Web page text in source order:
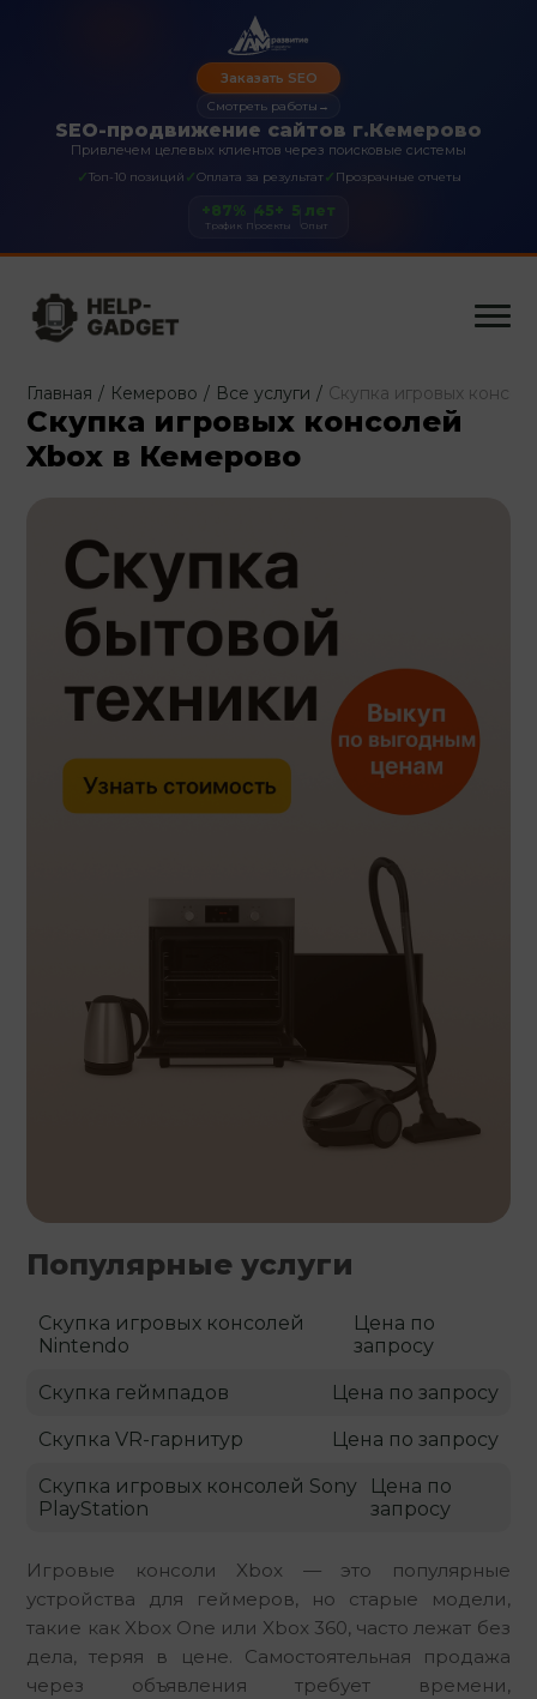
SEO-продвижение сайтов г.Кемерово
Привлечем целевых клиентов через поисковые системы
✓Топ-10 позиций ✓Оплата за результат✓ Прозрачные отчеты
Заказать SEO
Смотреть работы →
+87%
Трафик
45+
Проекты
5 лет
Опыт
Главная / Кемерово / Все услуги / Скупка игровых
Скупка игровых консолей
Xbox в Кемерово
Игровые консоли Xbox — это популярные
устройства для геймеров, но старые модели,
такие как Xbox One или Xbox 360, часто лежат без
дела, теряя в цене. Самостоятельная продажа
через объявления требует времени,
Популярные услуги
Скупка игровых консолей
Nintendo
Цена по
запросу
Скупка геймпадов Цена по запросу
Скупка VR-гарнитур Цена по запросу
Скупка игровых консолей Sony
PlayStation
Цена по
запросу